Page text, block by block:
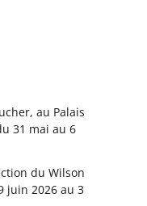
au Palais
31 mai au 6
du Wilson
juin 2026 au 3